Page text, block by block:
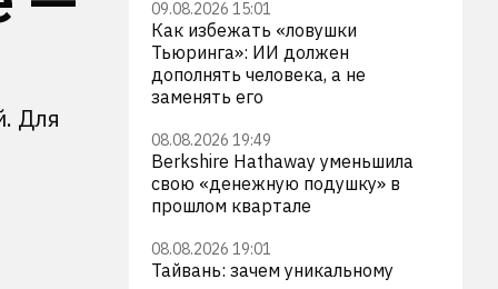
Для
09.08.2026 15:01
Как избежать «ловушки
Тьюринга»: ИИ должен
дополнять человека, а не
заменять его
08.08.2026 19:49
Berkshire Hathaway уменьшила
свою «денежную подушку» в
прошлом квартале
08.08.2026 19:01
Тайвань: зачем уникальному